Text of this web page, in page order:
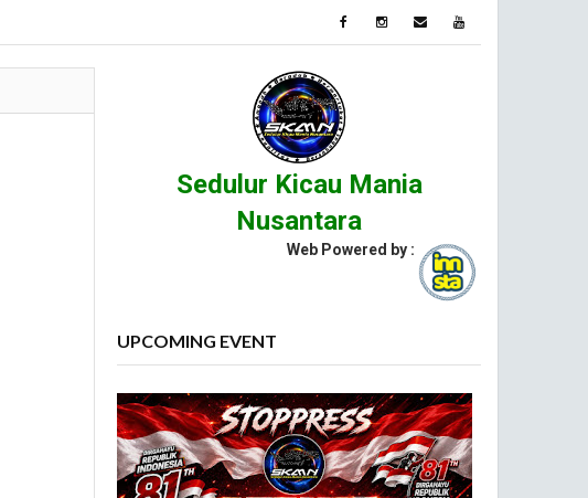
Sedulur Kicau Mania
Nusantara
Web Powered by :
UPCOMING EVENT